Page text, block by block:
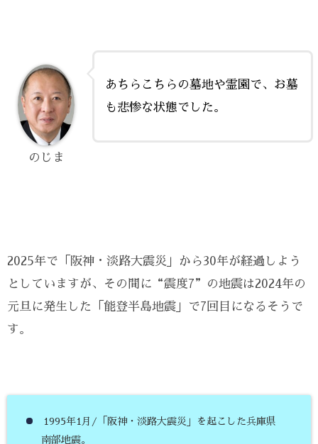
あちらこちらの墓地や霊園で、お墓
も悲惨な状態でした。
のじま
2025年で「阪神・淡路大震災」から30年が経過しよう
としていますが、その間に“震度7”の地震は2024年の
元旦に発生した「能登半島地震」で7回目になるそうで
す。
1995年1月/「阪神・淡路大震災」を起こした兵庫県
南部地震。